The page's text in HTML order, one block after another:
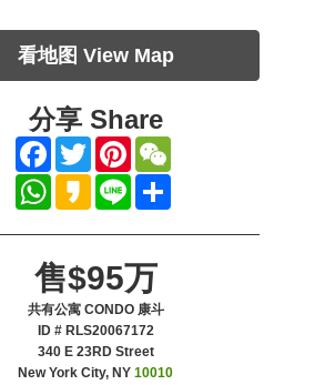
看地图 View Map
分享Share
Facebook
TwitterPinterest
WhatsApp
KakaoLine
售$95万
共有公寓 CONDO 康斗
ID # RLS20067172
‎340 E 23RD Street
New York City, NY10010